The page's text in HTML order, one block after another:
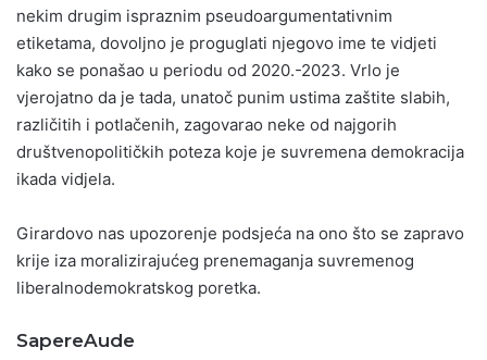
nekim drugim ispraznim pseudoargumentativnim
etiketama, dovoljno je proguglati njegovo ime te vidjeti
kako se ponašao u periodu od 2020.-2023. Vrlo je
vjerojatno da je tada, unatoč punim ustima zaštite slabih,
različitih i potlačenih, zagovarao neke od najgorih
društvenopolitičkih poteza koje je suvremena demokracija
ikada vidjela.
Girardovo nas upozorenje podsjeća na ono što se zapravo
krije iza moralizirajućeg prenemaganja suvremenog
liberalnodemokratskog poretka.
SapereAude